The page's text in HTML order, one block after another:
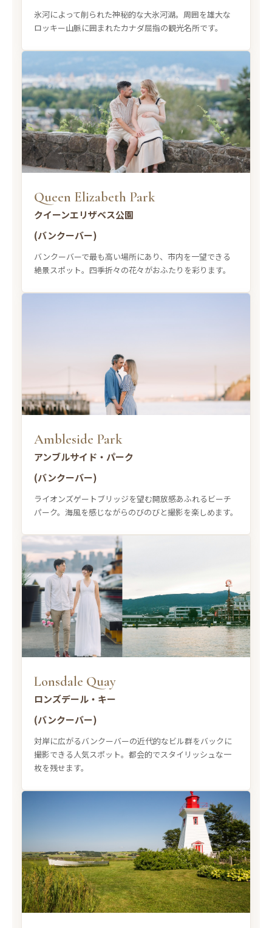
氷河によって削られた神秘的な大氷河湖。周囲を雄大な
ロッキー山脈に囲まれたカナダ屈指の観光名所です。
Queen Elizabeth Park
クイーンエリザベス公園
(バンクーバー)
バンクーバーで最も高い場所にあり、市内を一望できる
絶景スポット。四季折々の花々がおふたりを彩ります。
Ambleside Park
アンブルサイド・パーク
(バンクーバー)
ライオンズゲートブリッジを望む開放感あふれるビーチ
パーク。海風を感じながらのびのびと撮影を楽しめます。
Lonsdale Quay
ロンズデール・キー
(バンクーバー)
対岸に広がるバンクーバーの近代的なビル群をバックに
撮影できる人気スポット。都会的でスタイリッシュな一
枚を残せます。